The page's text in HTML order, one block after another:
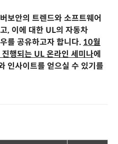
보안의 트렌드와 소프트웨어
, 이에 대한 UL의 자동차
를 공유하고자 합니다. 10월
행되는 UL 온라인 세미나에
인사이트를 얻으실 수 있기를